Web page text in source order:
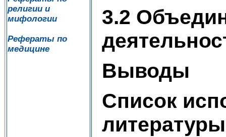
религии и
мифологии
Рефераты по
медицине
3.2
Выводы
Список
литературы